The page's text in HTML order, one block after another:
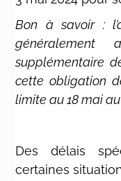
Bon à savoir :
supplémentaire
cette obligation
limite au 18 mai
Des délais
certaines